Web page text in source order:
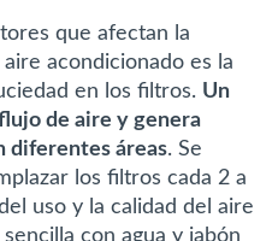
que afectan la
acondicionado es la
en los filtros. Un
de aire y genera
diferentes áreas. Se
los filtros cada 2 a
uso y la calidad del aire
con agua y jabón